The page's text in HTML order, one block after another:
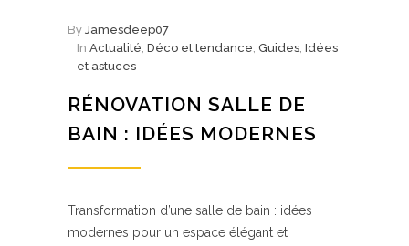
By Jamesdeep07
In Actualité, Déco et tendance, Guides, Idées
et astuces
RÉNOVATION SALLE DE
BAIN : IDÉES MODERNES
Transformation d’une salle de bain : idées
modernes pour un espace élégant et